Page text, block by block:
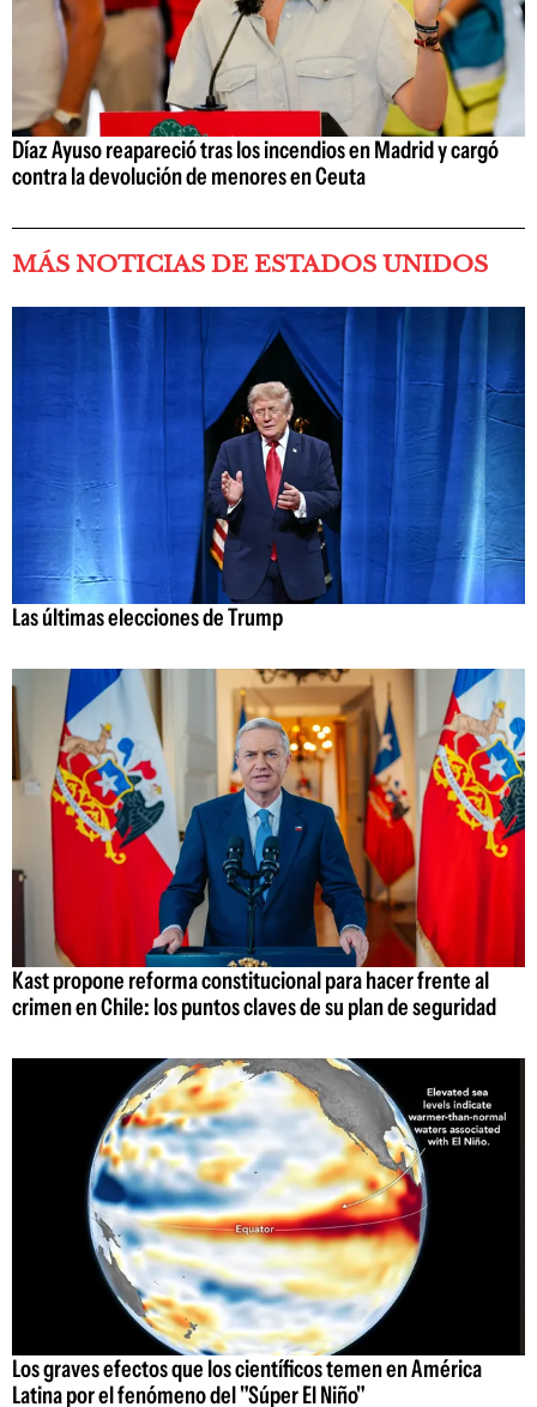
Díaz Ayuso reapareció tras los incendios en Madrid y cargó
contra la devolución de menores en Ceuta
MÁS NOTICIAS DE ESTADOS UNIDOS
Las últimas elecciones de Trump
Kast propone reforma constitucional para hacer frente al
crimen en Chile: los puntos claves de su plan de seguridad
Los graves efectos que los científicos temen en América
Latina por el fenómeno del "Súper El Niño"